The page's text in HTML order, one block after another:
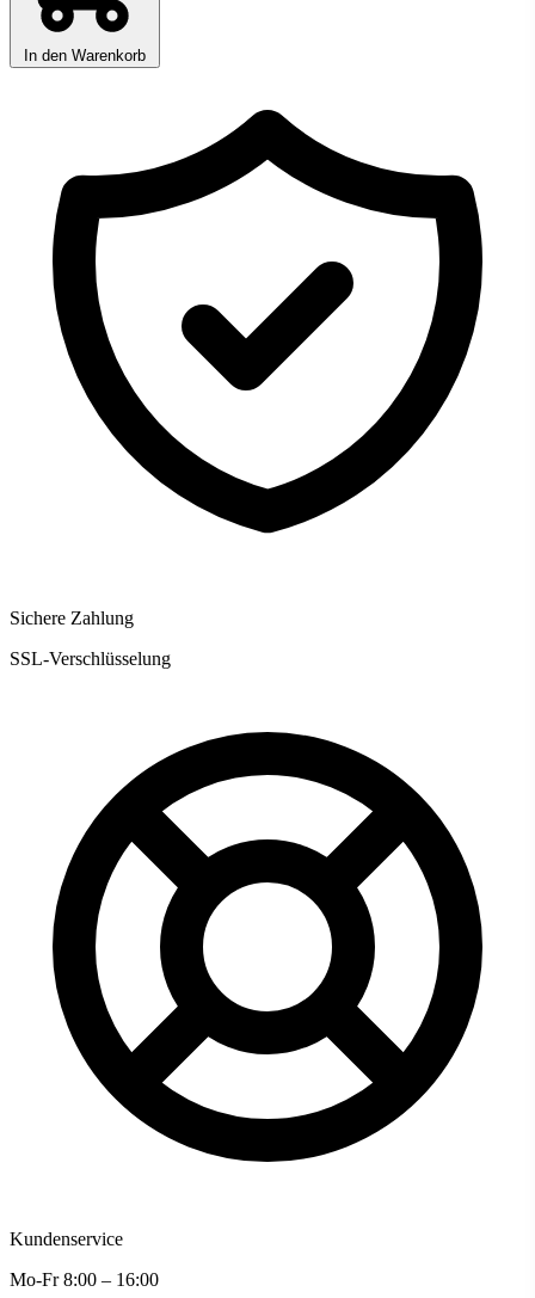
In den Warenkorb
Sichere Zahlung
SSL-Verschlüsselung
Kundenservice
Mo-Fr 8:00 – 16:00